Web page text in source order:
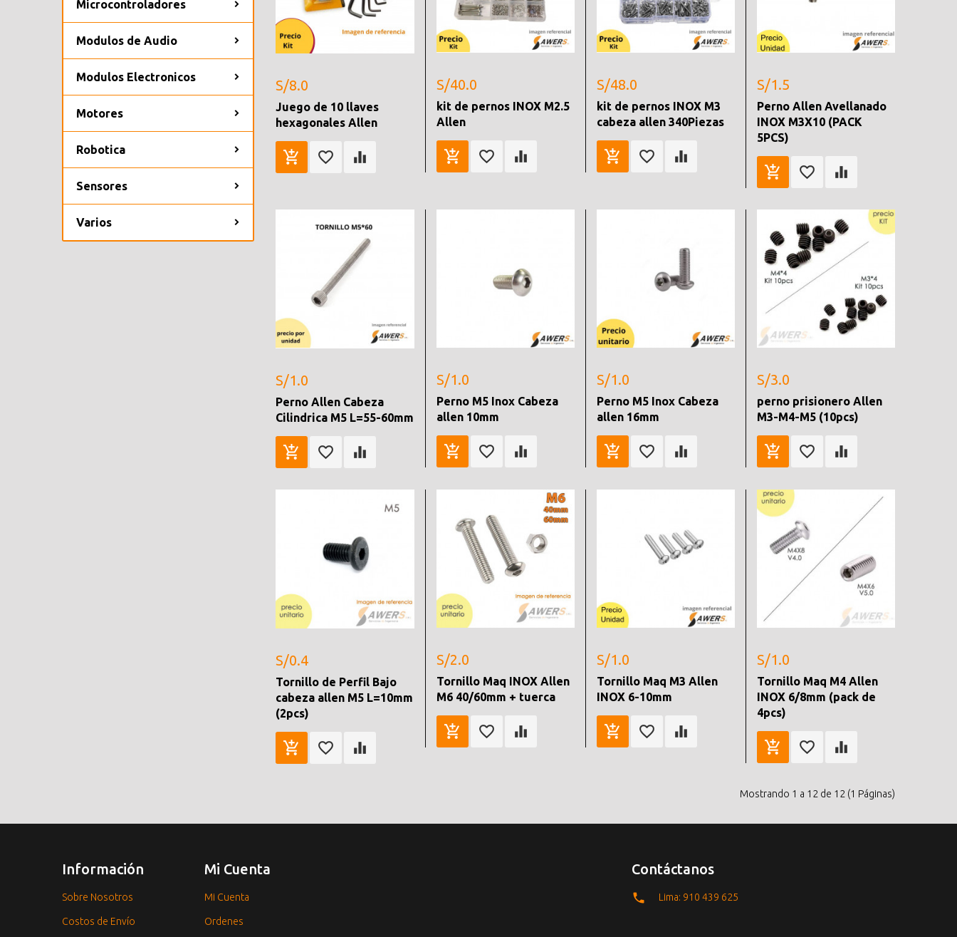
Microcontroladores
Modulos de Audio
Modulos Electronicos
Motores
Robotica
Sensores
Varios
S/8.0
Juego de 10 llaves
hexagonales Allen
S/40.0
kit de pernos INOX M2.5
Allen
S/48.0
kit de pernos INOX M3
cabeza allen 340Piezas
S/1.5
Perno Allen Avellanado
INOX M3X10 (PACK
5PCS)
S/1.0
Perno Allen Cabeza
Cilindrica M5 L=55-60mm
S/1.0
Perno M5 Inox Cabeza
allen 10mm
S/1.0
Perno M5 Inox Cabeza
allen 16mm
S/3.0
perno prisionero Allen
M3-M4-M5 (10pcs)
S/0.4
Tornillo de Perfil Bajo
cabeza allen M5 L=10mm
(2pcs)
S/2.0
Tornillo Maq INOX Allen
M6 40/60mm + tuerca
S/1.0
Tornillo Maq M3 Allen
INOX 6-10mm
S/1.0
Tornillo Maq M4 Allen
INOX 6/8mm (pack de
4pcs)
Mostrando 1 a 12 de 12 (1 Páginas)
Información
Sobre Nosotros
Costos de Envío
Mi Cuenta
Mi Cuenta
Ordenes
Contáctanos
Lima: 910 439 625